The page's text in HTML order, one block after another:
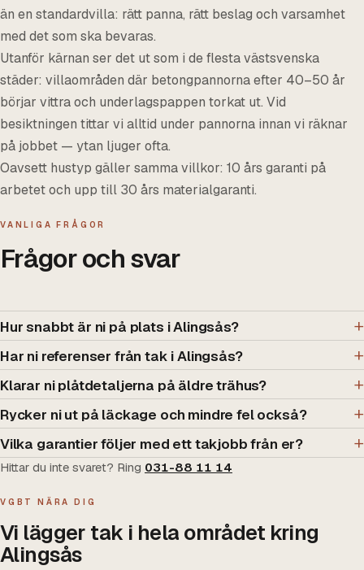
än en standardvilla: rätt panna, rätt beslag och varsamhet
med det som ska bevaras.
Utanför kärnan ser det ut som i de flesta västsvenska
städer: villaområden där betongpannorna efter 40–50 år
börjar vittra och underlagspappen torkat ut. Vid
besiktningen tittar vi alltid under pannorna innan vi räknar
på jobbet — ytan ljuger ofta.
Oavsett hustyp gäller samma villkor: 10 års garanti på
arbetet och upp till 30 års materialgaranti.
VANLIGA FRÅGOR
Frågor och svar
Hur snabbt är ni på plats i Alingsås?
Har ni referenser från tak i Alingsås?
Klarar ni plåtdetaljerna på äldre trähus?
Rycker ni ut på läckage och mindre fel också?
Vilka garantier följer med ett takjobb från er?
Hittar du inte svaret? Ring 031-88 11 14
VGBT NÄRA DIG
Vi lägger tak i hela området kring
Alingsås